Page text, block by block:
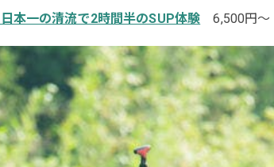
本一の清流で2時間半のSUP体験 6,500円～